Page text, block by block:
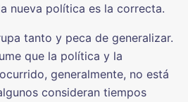
nueva política es la correcta.
tanto y peca de generalizar.
que la política y la
generalmente, no está
consideran tiempos